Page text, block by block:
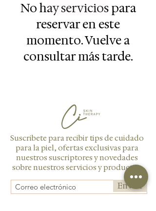
No hay servicios para
reservar en este
momento. Vuelve a
consultar más tarde.
Suscribete para recibir tips de cuidado
para la piel, ofertas exclusivas para
nuestros suscriptores y novedades
sobre nuestros servicios y productos.
Enviar